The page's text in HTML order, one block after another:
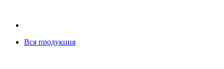
Вся продукция